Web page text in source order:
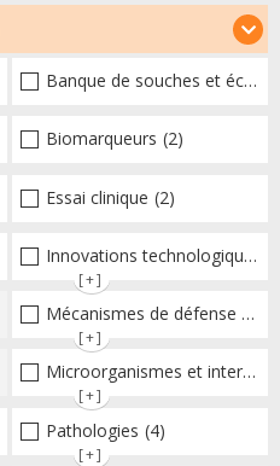
(22)
Banque de souches et échantillons
(11)
Biomarqueurs (2)
(7)
Essai clinique (2)
Innovations technologiques et omiques
[+]
(0)
Mécanismes de défense microbiens
[+]
(0)
Microorganismes et interactions/réponse de l'hôte
[+]
Pathologies (4)
[+]